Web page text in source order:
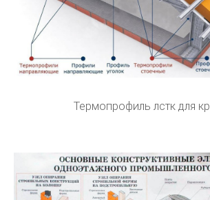
Термопрофиль лстк для